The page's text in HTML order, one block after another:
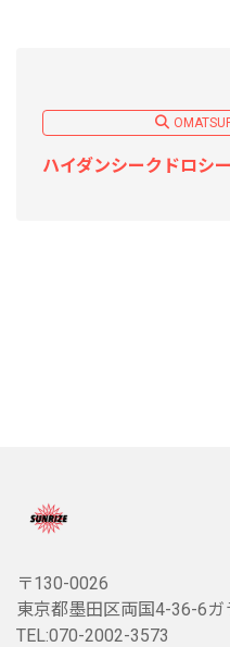
ハイダンシークドロシー
〒130-0026
東京都墨田区両国4-36-6ガ
TEL:070-2002-3573